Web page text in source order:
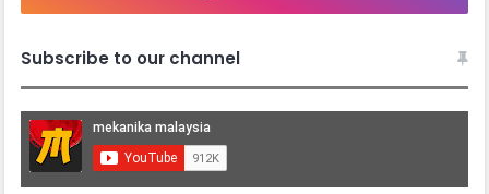
Subscribe to our channel